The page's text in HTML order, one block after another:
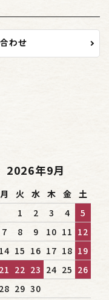
わせ
2026年9月
月 火 水 木 金
土
1
2 3 4
5
7 8 9 10 11 12
14 15 16 17 18 19
21 22 23 24 25 26
28 29 30